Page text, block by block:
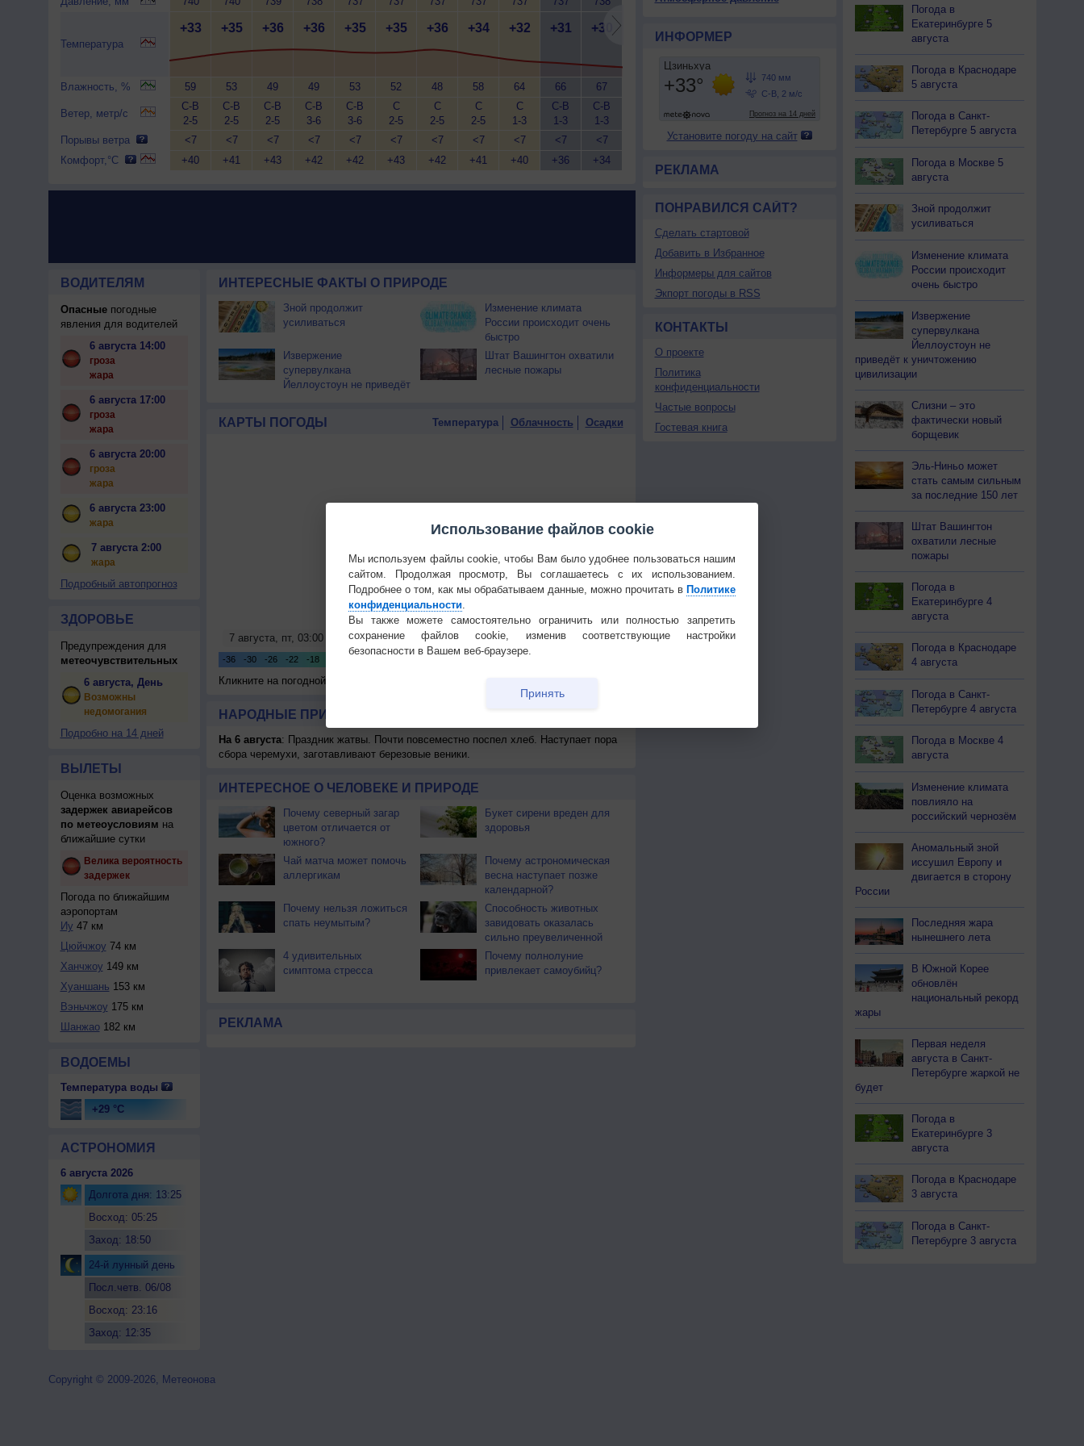
Температура
Влажность, %
Ветер, метр/с
Порывы ветра
Комфорт,°C
+33
59
С-В
2-5
<7
+40
+35
53
С-В
2-5
<7
+41
+36
49
С-В
2-5
<7
+43
+36
49
С-В
3-6
<7
+42
+35
53
С-В
3-6
<7
+42
+35
52
С
2-5
<7
+43
+36
48
С
2-5
<7
+42
+34
58
С
2-5
<7
+41
+32
64
С
1-3
<7
+40
+31
66
С-В
1-3
<7
+36
+30
67
С-В
1-3
<7
+34
74
1-3
<7
Штиль
<7
Штиль
<7
Штиль
<7
Штиль
+33
+28
86
Штиль
<7
+32
+28
86
Штиль
<7
+32
+28
Штиль
+32
ВОДИТЕЛЯМ
Опасныепогодные
явления для водителей
6 августа 14:00
гроза
жара
6 августа 17:00
гроза
жара
6 августа 20:00
гроза
жара
6 августа 23:00
жара
7 августа 2:00
жара
Подробный автопрогноз
ЗДОРОВЬЕ
Предупреждения для
метеочувствительных
6 августа, День
Возможны
недомогания
Подробно на 14 дней
ВЫЛЕТЫ
Оценка возможных
задержек авиарейсов
по метеоусловиям на
ближайшие сутки
Велика вероятность
задержек
Погода по ближайшим
аэропортам
Иу 47 км
Цюйчжоу 74 км
Ханчжоу 149 км
Хуаншань 153 км
Вэньчжоу 175 км
Шанжао182 км
ВОДОЕМЫ
Температура воды
+29 °C
АСТРОНОМИЯ
6 августа 2026
Долгота дня: 13:25
Восход: 05:25
Заход: 18:50
24-й лунный день
Посл.четв. 06/08
Восход: 23:16
Заход: 12:35
ИНТЕРЕСНЫЕ ФАКТЫ О ПРИРОДЕ
Зной продолжит
усиливаться
Изменение климата
России происходит очень
быстро
Извержение
супервулкана
Йеллоустоун не приведёт
Штат Вашингтон охватили
лесные пожары
КАРТЫ ПОГОДЫ Температура Облачность Осадки
Кликните на погодной карте для получения подробных данных
НАРОДНЫЕ ПРИМЕТЫ И ПРАЗДНИКИ
На 6 августа: Праздник жатвы. Почти повсеместно поспел хлеб. Наступает пора
сбора черемухи, заготавливают березовые веники.
ИНТЕРЕСНОЕ О ЧЕЛОВЕКЕ И ПРИРОДЕ
Почему северный загар
цветом отличается от
южного?
Букет сирени вреден для
здоровья
Чай матча может помочь
аллергикам
Почему астрономическая
весна наступает позже
календарной?
Почему нельзя ложиться
спать неумытым?
Способность животных
завидовать оказалась
сильно преувеличенной
4 удивительных
симптома стресса
Почему полнолуние
привлекает самоубийц?
РЕКЛАМА
ИНФОРМЕР
Установите погоду на сайт
РЕКЛАМА
ПОНРАВИЛСЯ САЙТ?
Сделать стартовой
Добавить в Избранное
Информеры для сайтов
Экпорт погоды в RSS
КОНТАКТЫ
О проекте
Политика
конфиденциальности
Частые вопросы
Гостевая книга
Погода в
Екатеринбурге 5
августа
Погода в Краснодаре
5 августа
Погода в Санкт-
Петербурге 5 августа
Погода в Москве 5
августа
Зной продолжит
усиливаться
Изменение климата
России происходит
очень быстро
Извержение
супервулкана
Йеллоустоун не
приведёт к уничтожению
цивилизации
Слизни – это
фактически новый
борщевик
Эль-Ниньо может
стать самым сильным
за последние 150 лет
Штат Вашингтон
охватили лесные
пожары
Погода в
Екатеринбурге 4
августа
Погода в Краснодаре
4 августа
Погода в Санкт-
Петербурге 4 августа
Погода в Москве 4
августа
Изменение климата
повлияло на
российский чернозём
Аномальный зной
иссушил Европу и
двигается в сторону
России
Последняя жара
нынешнего лета
В Южной Корее
обновлён
национальный рекорд
жары
Первая неделя
августа в Санкт-
Петербурге жаркой не
будет
Погода в
Екатеринбурге 3
августа
Погода в Краснодаре
3 августа
Погода в Санкт-
Петербурге 3 августа
Copyright © 2009-2026, Метеонова
Использование файлов cookie
Мы используем файлы cookie, чтобы Вам было удобнее пользоваться нашим
сайтом. Продолжая просмотр, Вы соглашаетесь с их использованием.
Подробнее о том, как мы обрабатываем данные, можно прочитать в Политике
конфиденциальности.
Вы также можете самостоятельно ограничить или полностью запретить
сохранение файлов cookie, изменив соответствующие настройки
безопасности в Вашем веб-браузере.
Принять